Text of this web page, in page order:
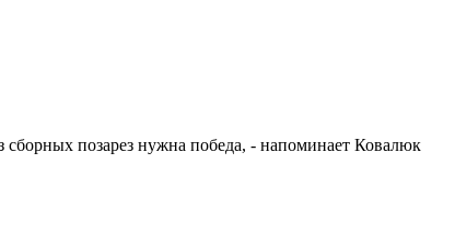
сборных позарез нужна победа, - напоминает Ковалюк